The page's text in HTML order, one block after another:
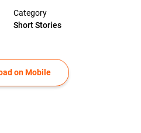
Category
Short Stories
on Mobile